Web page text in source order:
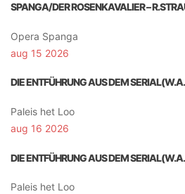
SPANGA/DER ROSENKAVALIER –
Opera Spanga
aug 15 2026
DIE ENTFÜHRUNG AUS DEM
Paleis het Loo
aug 16 2026
DIE ENTFÜHRUNG AUS DEM
Paleis het Loo